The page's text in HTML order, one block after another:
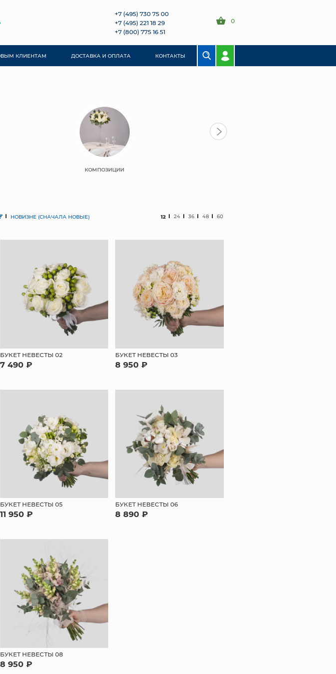
+7 (495) 730 75 00
+7 (495) 221 18 29
+7 (800) 775 16 51
0
КЛИЕНТАМ ДОСТАВКА И ОПЛАТА КОНТАКТЫ
КОМПОЗИЦИИ
НОВИЗНЕ (СНАЧАЛА НОВЫЕ) 12 24 36 48 60
БУКЕТ НЕВЕСТЫ 02
7 490 ₽
БУКЕТ НЕВЕСТЫ 03
8 950 ₽
БУКЕТ НЕВЕСТЫ 05
11 950 ₽
БУКЕТ НЕВЕСТЫ 06
8 890 ₽
БУКЕТ НЕВЕСТЫ 08
8 950 ₽